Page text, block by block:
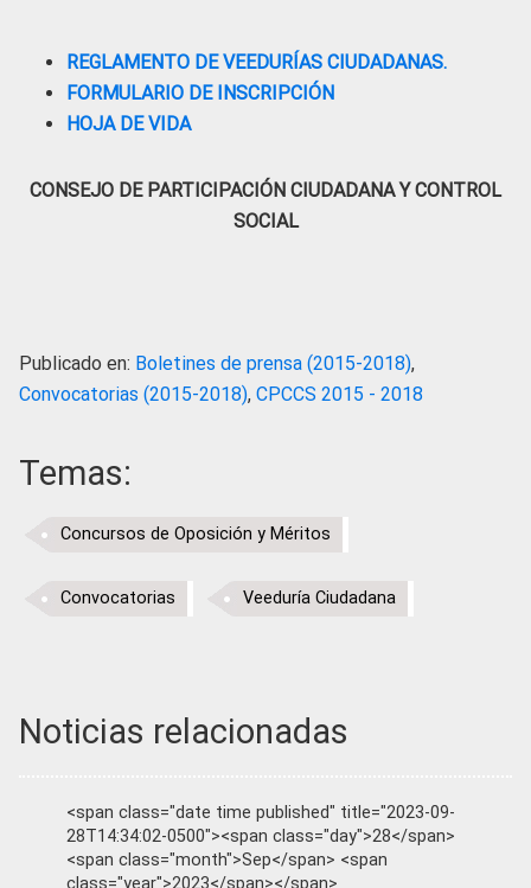
REGLAMENTO DE VEEDURÍAS CIUDADANAS.
FORMULARIO DE INSCRIPCIÓN
HOJA DE VIDA
CONSEJO DE PARTICIPACIÓN CIUDADANA Y CONTROL
SOCIAL
Publicado en: Boletines de prensa (2015-2018),
Convocatorias (2015-2018), CPCCS 2015 - 2018
Temas:
Concursos de Oposición y Méritos
Convocatorias Veeduría Ciudadana
Noticias relacionadas
<span class="date time published" title="2023-09-
28T14:34:02-0500"><span class="day">28</span>
<span class="month">Sep</span> <span
class="year">2023</span></span>